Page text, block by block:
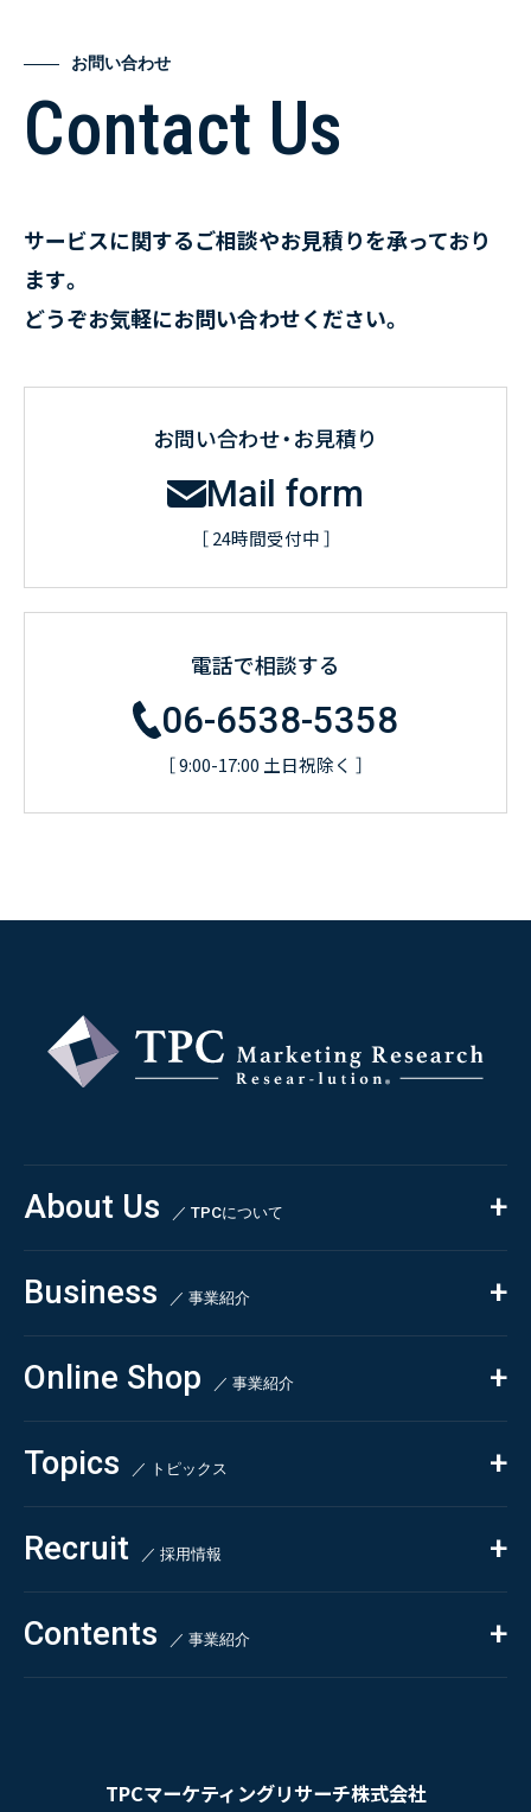
お問い合わせ
Contact Us
サービスに関するご相談やお見積りを承っており
ます。
どうぞお気軽にお問い合わせください。
お問い合わせ・お見積り
Mail form
［ 24時間受付中 ］
電話で相談する
06-6538-5358
［ 9:00-17:00 土日祝除く ］
TPCマーケティングリサーチ株式会社
About Us ／ TPCについて
私たちの強み
会社概要・沿革
CSR
Business ／ 事業紹介
コンサルティング
依頼・受託調査
- 市場調査
- 競合調査
- アンケート調査
- クイックリサーチ
自主企画調査
Online Shop ／ 事業紹介
Beauty & Cosmetics
Health & Food
Pharmaceuticals & Medical
Chemical & Life Sciences
Topics ／ トピックス
ALL
お知らせ
新刊情報
掲載情報
Recruit ／ 採用情報
採用TOP
- 求める人物像
Contents ／ 事業紹介
お問い合わせ
プライバシーポリシー